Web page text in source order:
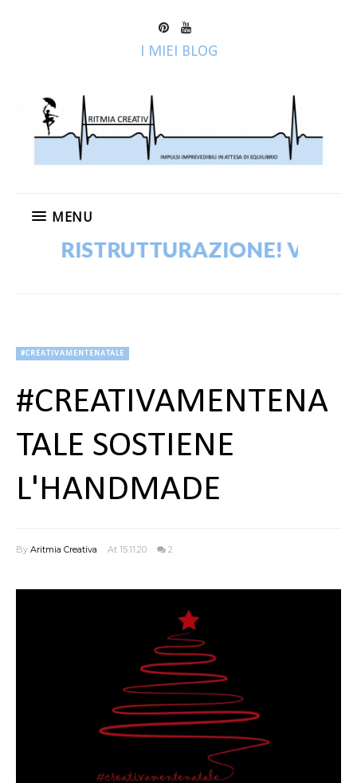
I MIEI BLOG
MENU
RISTRUTTURAZIONE! VECCHI
#CREATIVAMENTENATALE
#CREATIVAMENTENA
TALE SOSTIENE
L'HANDMADE
By Aritmia Creativa At 15.11.20 2